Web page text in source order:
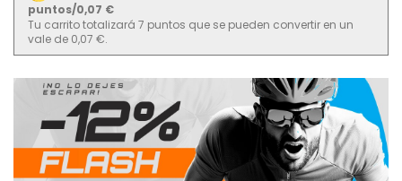
puntos/0,07 €
Tu carrito totalizará 7 puntos que se pueden convertir en un
vale de 0,07 €.